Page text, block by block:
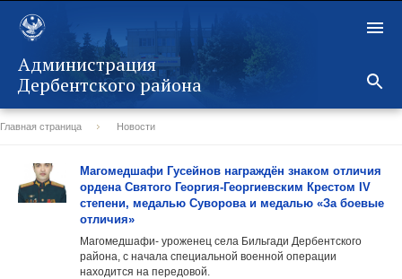
Администрация
Дербентского района
Главная страница Новости
Магомедшафи Гусейнов награждён знаком отличия
ордена Святого Георгия-Георгиевским Крестом IV
степени, медалью Суворова и медалью «За боевые
отличия»
Магомедшафи- уроженец села Бильгади Дербентского
района, с начала специальной военной операции
находится на передовой.